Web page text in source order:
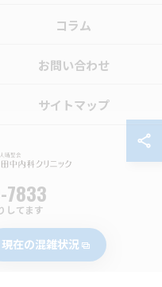
7833
してます
現在の混雑状況
コラム
お問い合わせ
サイトマップ